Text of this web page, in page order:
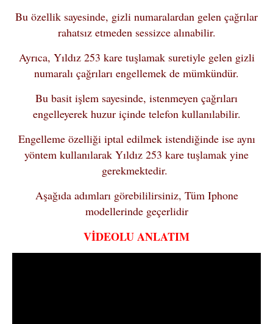
Bu özellik sayesinde, gizli numaralardan gelen çağrılar
rahatsız etmeden sessizce alınabilir.
Ayrıca, Yıldız 253 kare tuşlamak suretiyle gelen gizli
numaralı çağrıları engellemek de mümkündür.
Bu basit işlem sayesinde, istenmeyen çağrıları
engelleyerek huzur içinde telefon kullanılabilir.
Engelleme özelliği iptal edilmek istendiğinde ise aynı
yöntem kullanılarak Yıldız 253 kare tuşlamak yine
gerekmektedir.
Aşağıda adımları görebililirsiniz, Tüm Iphone
modellerinde geçerlidir
VİDEOLU ANLATIM